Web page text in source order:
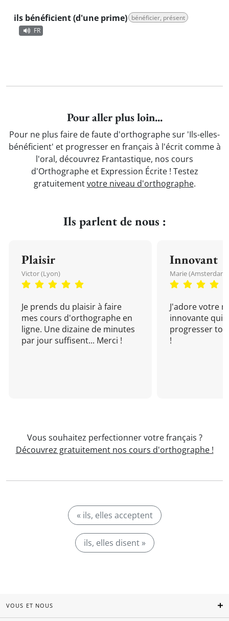
ils bénéficient (d'une prime) bénéficier, présent
FR
Pour aller plus loin...
Pour ne plus faire de faute d'orthographe sur 'Ils-elles-
bénéficient' et progresser en français à l'écrit comme à
l'oral, découvrez Frantastique, nos cours
d'Orthographe et Expression Écrite ! Testez
gratuitementvotre niveau d'orthographe.
Ils parlent de nous :
Plaisir
Victor (Lyon)
Je prends du plaisir à faire
mes cours d'orthographe en
ligne. Une dizaine de minutes
par jour suffisent... Merci !
Innovant
Marie (Amsterdam)
J'adore votre
innovante qui
progresser
!
Vous souhaitez perfectionner votre français ?
Découvrez gratuitement nos cours d'orthographe !
« ils, elles acceptent
ils, elles disent »
VOUS ET NOUS